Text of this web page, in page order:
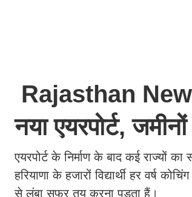
Rajasthan
नया एयरपोर्ट,
एयरपोर्ट के निर्माण के बाद कई राज्यों
हरियाणा के हजारों विद्यार्थी हर वर्ष
से लंबा सफर तय करना पड़ता हैं।